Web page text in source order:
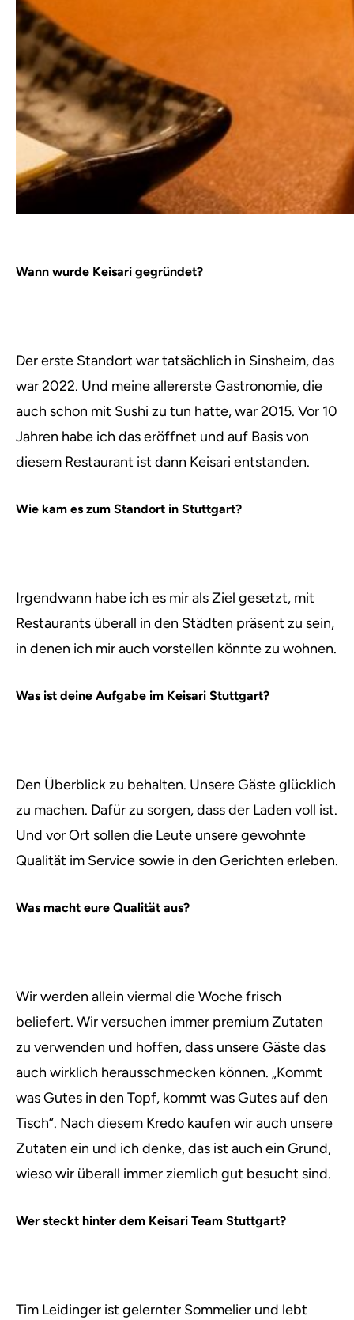
Wann wurde Keisari gegründet?
Der erste Standort war tatsächlich in Sinsheim, das
war 2022. Und meine allererste Gastronomie, die
auch schon mit Sushi zu tun hatte, war 2015. Vor 10
Jahren habe ich das eröffnet und auf Basis von
diesem Restaurant ist dann Keisari entstanden.
Wie kam es zum Standort in Stuttgart?
Irgendwann habe ich es mir als Ziel gesetzt, mit
Restaurants überall in den Städten präsent zu sein,
in denen ich mir auch vorstellen könnte zu wohnen.
Was ist deine Aufgabe im Keisari Stuttgart?
Den Überblick zu behalten. Unsere Gäste glücklich
zu machen. Dafür zu sorgen, dass der Laden voll ist.
Und vor Ort sollen die Leute unsere gewohnte
Qualität im Service sowie in den Gerichten erleben.
Was macht eure Qualität aus?
Wir werden allein viermal die Woche frisch
beliefert. Wir versuchen immer premium Zutaten
zu verwenden und hoffen, dass unsere Gäste das
auch wirklich herausschmecken können. „Kommt
was Gutes in den Topf, kommt was Gutes auf den
Tisch”. Nach diesem Kredo kaufen wir auch unsere
Zutaten ein und ich denke, das ist auch ein Grund,
wieso wir überall immer ziemlich gut besucht sind.
Wer steckt hinter dem Keisari Team Stuttgart?
Tim Leidinger ist gelernter Sommelier und lebt